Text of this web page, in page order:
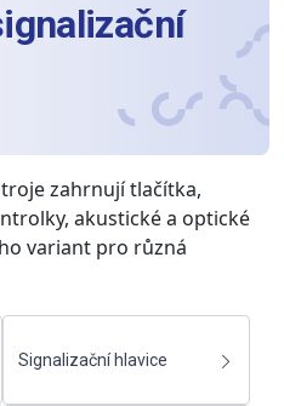
zahrnují tlačítka,
akustické a optické
variant pro různá
Signalizační hlavice